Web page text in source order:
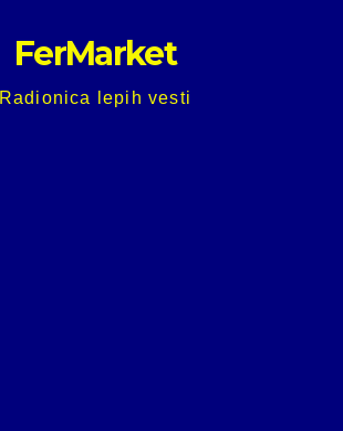
FerMarket
Radionica lepih vesti